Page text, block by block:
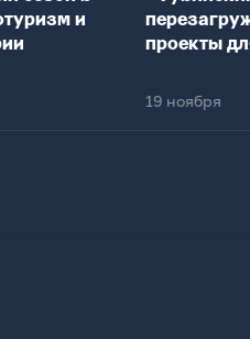
и
проекты
19 ноября